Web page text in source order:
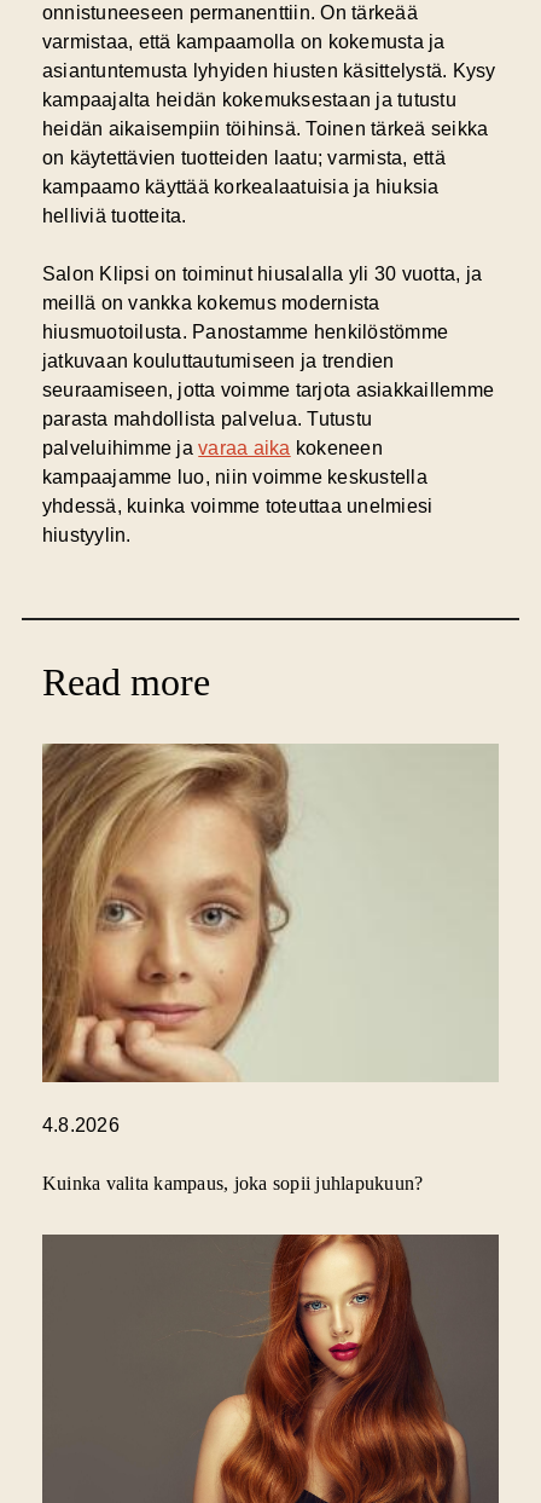
onnistuneeseen permanenttiin. On tärkeää
varmistaa, että kampaamolla on kokemusta ja
asiantuntemusta lyhyiden hiusten käsittelystä. Kysy
kampaajalta heidän kokemuksestaan ja tutustu
heidän aikaisempiin töihinsä. Toinen tärkeä seikka
on käytettävien tuotteiden laatu; varmista, että
kampaamo käyttää korkealaatuisia ja hiuksia
helliviä tuotteita.
Salon Klipsi on toiminut hiusalalla yli 30 vuotta, ja
meillä on vankka kokemus modernista
hiusmuotoilusta. Panostamme henkilöstömme
jatkuvaan kouluttautumiseen ja trendien
seuraamiseen, jotta voimme tarjota asiakkaillemme
parasta mahdollista palvelua. Tutustu
palveluihimme javaraa aika kokeneen
kampaajamme luo, niin voimme keskustella
yhdessä, kuinka voimme toteuttaa unelmiesi
hiustyylin.
Read more
4.8.2026
Kuinka valita kampaus, joka sopii juhlapukuun?